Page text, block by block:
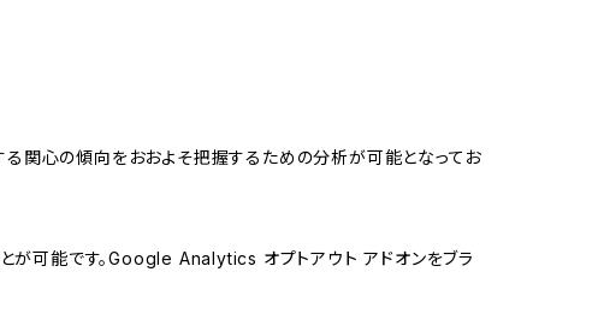
関心の傾向をおおよそ把握するための分析が可能となってお
が可能です。Google Analytics オプトアウト アドオンをブラ